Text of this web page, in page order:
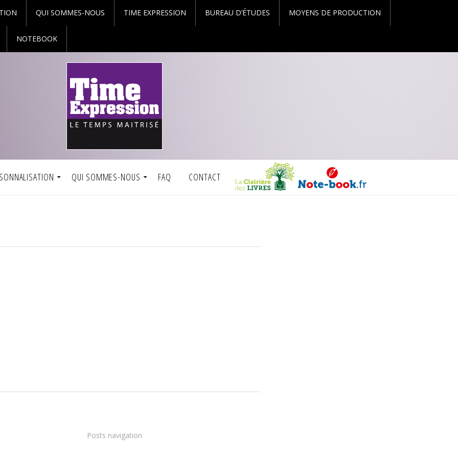
QUI SOMMES-NOUS TIME EXPRESSION BUREAU D’ÉTUDES MOYENS DE PRODUCTION
NOTEBOOK
QUI SOMMES-NOUS FAQ CONTACT
Posts navigation